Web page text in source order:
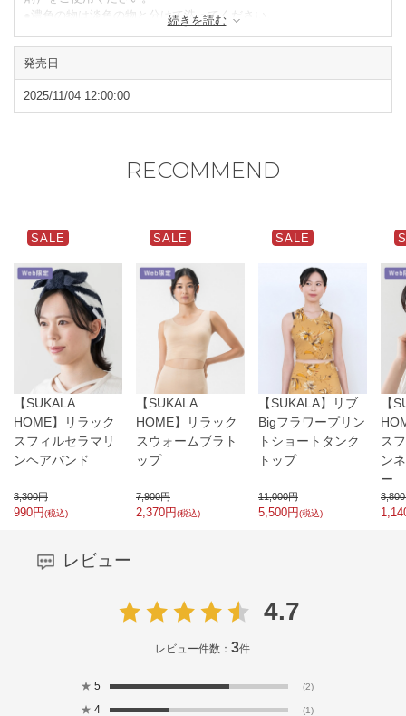
●濃色の物は淡色の物と分けて洗ってください。
●形を整えて陰干ししてください。
●素材の特性上、洗濯や摩擦により毛抜けや毛羽立ち、毛玉などが
発生する場合があります。
●火気の近くでのご使用はご注意ください。
続きを読む
閉じる
発売日
2025/11/04 12:00:00
RECOMMEND
SALE
【SUKALA
HOME】リラック
スフィルセラマリ
ンヘアバンド
3,300円
990円(税込)
SALE
【SUKALA
HOME】リラック
スウォームブラト
ップ
7,900円
2,370円(税込)
SALE
【SUKALA】リブ
Bigフラワープリン
トショートタンク
トップ
11,000円
5,500円(税込)
【
ス
ン
ー
3,800
レビュー
4.7
レビュー件数：3件
★ 5 (2)
★ 4 (1)